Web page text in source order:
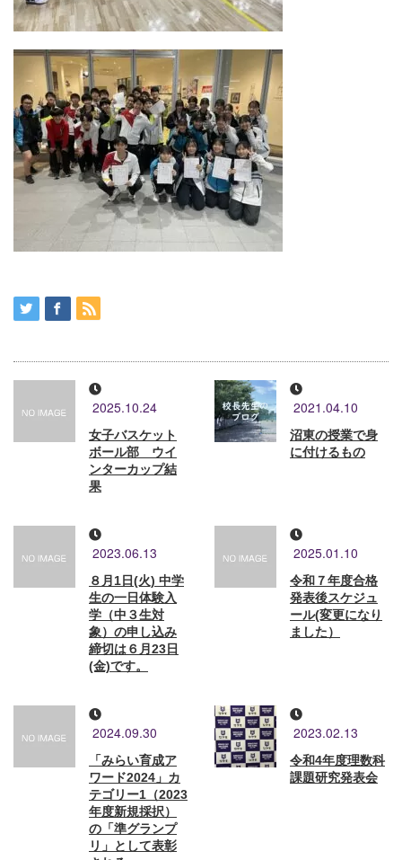
2025.10.24
女子バスケット
ボール部 ウイ
ンターカップ結
果
2021.04.10
沼東の授業で身
に付けるもの
2023.06.13
８月1日(火) 中学
生の一日体験入
学（中３生対
象）の申し込み
締切は６月23日
(金)です。
2025.01.10
令和７年度合格
発表後スケジュ
ール(変更になり
ました）
2024.09.30
「みらい育成ア
ワード2024」カ
テゴリー1（2023
年度新規採択）
の「準グランプ
リ」として表彰
2023.02.13
令和4年度理数科
課題研究発表会